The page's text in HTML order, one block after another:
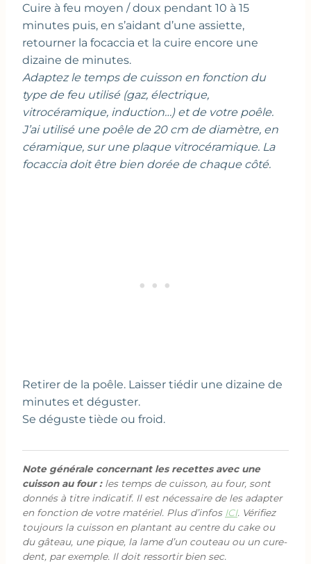
Cuire à feu moyen / doux pendant 10 à 15
minutes puis, en s’aidant d’une assiette,
retourner la focaccia et la cuire encore une
dizaine de minutes.
Adaptez le temps de cuisson en fonction du
type de feu utilisé (gaz, électrique,
vitrocéramique, induction…) et de votre poêle.
J’ai utilisé une poêle de 20 cm de diamètre, en
céramique, sur une plaque vitrocéramique. La
focaccia doit être bien dorée de chaque côté.
Retirer de la poêle. Laisser tiédir une dizaine de
minutes et déguster.
Se déguste tiède ou froid.
Note générale concernant les recettes avec une
cuisson au four :les temps de cuisson, au four, sont
donnés à titre indicatif. Il est nécessaire de les adapter
en fonction de votre matériel. Plus d’infos ICI. Vérifiez
toujours la cuisson en plantant au centre du cake ou
du gâteau, une pique, la lame d’un couteau ou un cure-
dent, par exemple. Il doit ressortir bien sec.